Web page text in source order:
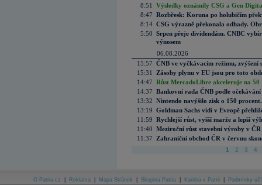
8:51
Výsledky oznámily CSG a Gen
8:47 Rozbřesk: Koruna po holubičím
8:14 CSG výrazně překonala odhady.
5:50 Srpen přeje dividendám. CNBC
výnosem
06.08.2026
15:57 ČNB ve vyčkávacím režimu, zvýšení
15:31
Zásoby plynu v EU jsou pro toto
14:47 Růst MercadoLibre akceleruje na
14:37 Bankovní rada ČNB podle
13:32 Nintendo navýšilo zisk o 150
13:19 Goldman Sachs vidí v Evropě
11:59 Rychlejší růst, vyšší marže a lepší
11:40 Meziroční růst stavební výroby v
11:37
Zahraniční obchod ČR v červnu
1 2 3 4
O Patria.cz Reklama Mapa Stránek Skupina Patria Kariéra v Patrii Podmínky